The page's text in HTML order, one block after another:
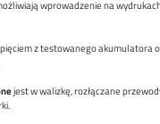
wprowadzenie na
z testowanego akumulatora
jest w walizkę, rozłączane